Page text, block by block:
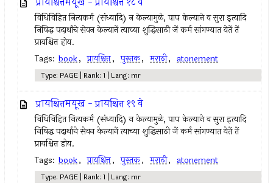
विधिविहित नित्‍यकर्म (संध्यादि) न केल्‍यामुळे, पाप केल्याने व सुरा इत्‍यादि
निषिद्ध पदार्थांचे सेवन केल्‍यानें त्‍याच्या शुद्धिसाठी जें कर्म सांगण्यात येतें तें
प्रायश्चित्त होय.
Tags: book, प्रायश्चित्त, पुस्तक, मराठी, atonement
Type: PAGE | Rank: 1 | Lang: mr
प्रायश्चित्तमयूख - प्रायश्चित्त १९ वे
विधिविहित नित्‍यकर्म (संध्यादि) न केल्‍यामुळे, पाप केल्याने व सुरा इत्‍यादि
निषिद्ध पदार्थांचे सेवन केल्‍यानें त्‍याच्या शुद्धिसाठी जें कर्म सांगण्यात येतें तें
प्रायश्चित्त होय.
Tags: book, प्रायश्चित्त, पुस्तक, मराठी, atonement
Type: PAGE | Rank: 1 | Lang: mr